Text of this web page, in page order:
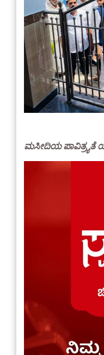
ಮಸೀದಿಯ ಪಾವಿತ್ರ್ಯತೆ